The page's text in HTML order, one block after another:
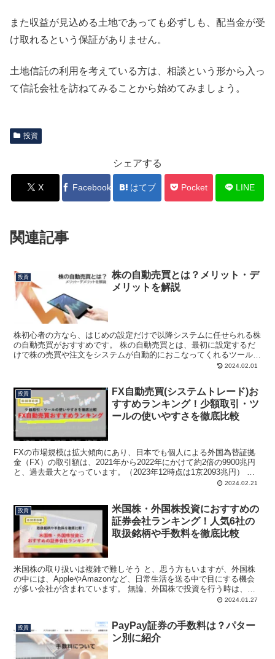
また収益が見込める土地であっても必ずしも、配当金が受
け取れるという保証がありません。
土地信託の利用を考えている方は、相談という形から入っ
て信託会社を訪ねてみることから始めてみましょう。
投資
シェアする
X Facebook はてブ Pocket LINE
関連記事
投資
株の自動売買とは？メリット・デ
メリットを解説
株初心者の方なら、はじめの設定だけで以降システムに任せられる株
の自動売買がおすすめです。 株の自動売買とは、最初に設定するだ
けで株の売買や注文をシステムが自動的におこなってくれるツールの
ことを指します。 そこで今回は、株の自動売買の始め方や...2024.02.01
投資
FX自動売買(システムトレード)お
すすめランキング！少額取引・ツ
ールの使いやすさを徹底比較
FXの市場規模は拡大傾向にあり、日本でも個人による外国為替証拠
金（FX）の取引額は、2021年から2022年にかけて約2倍の9900兆円
と、過去最大となっています。（2023年12時点は1京2093兆円） 店
2024.02.21
投資
米国株・外国株投資におすすめの
証券会社ランキング！人気6社の
取扱銘柄や手数料を徹底比較
米国株の取り扱いは複雑で難しそう と、思う方もいますが、外国株
の中には、AppleやAmazonなど、日常生活を送る中で目にする機会
が多い会社が含まれています。 無論、外国株で投資を行う時は、相
2024.01.27
投資
PayPay証券の手数料は？パター
ン別に紹介